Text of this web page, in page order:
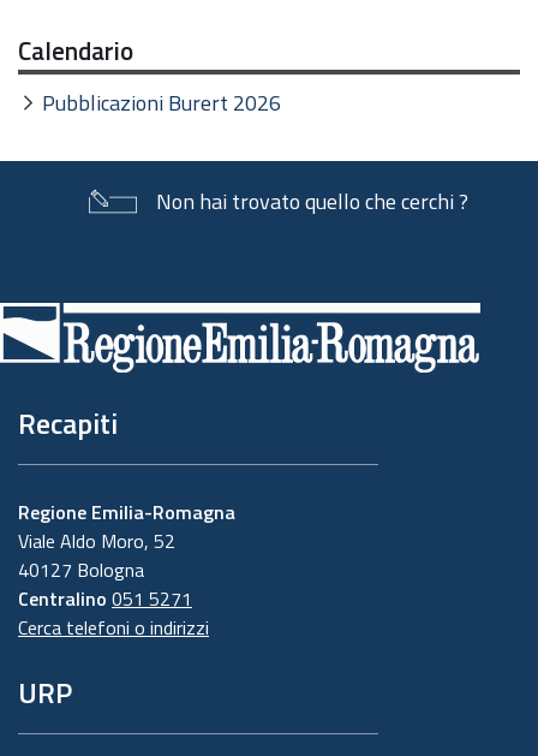
Calendario
Pubblicazioni Burert 2026
Non hai trovato quello che cerchi ?
di
pagina
Recapiti
Regione Emilia-Romagna
Viale Aldo Moro, 52
40127 Bologna
Centralino 051 5271
Cerca telefoni o indirizzi
URP